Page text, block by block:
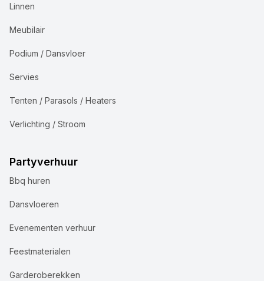
Linnen
Meubilair
Podium / Dansvloer
Servies
Tenten / Parasols / Heaters
Verlichting / Stroom
Partyverhuur
Bbq huren
Dansvloeren
Evenementen verhuur
Feestmaterialen
Garderoberekken